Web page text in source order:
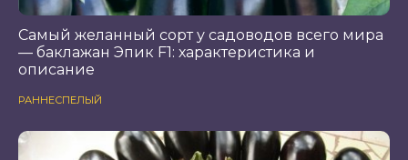
Самый желанный сорт у садоводов всего мира
— баклажан Эпик F1: характеристика и
описание
РАННЕСПЕЛЫЙ